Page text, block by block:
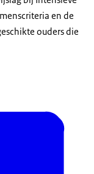
en de
ouders die